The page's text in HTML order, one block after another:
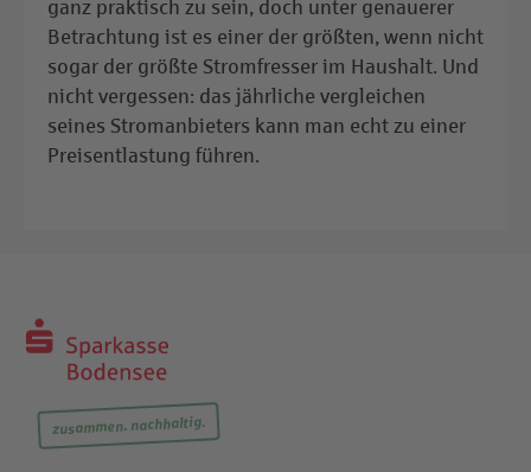
ganz praktisch zu sein, doch unter genauerer
Betrachtung ist es einer der größten, wenn nicht
sogar der größte Stromfresser im Haushalt. Und
nicht vergessen: das jährliche vergleichen
seines Stromanbieters kann man echt zu einer
Preisentlastung führen.
zusammen. nachhaltig.